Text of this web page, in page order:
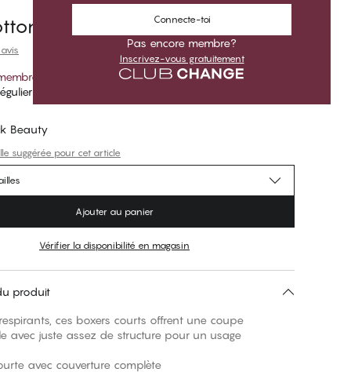
Connecte-toi
Pas encore membre?
Inscrivez-vous gratuitement
Boxers courts
avis
Beauty
suggérée pour cet article
Ajouter au panier
Vérifier la disponibilité en magasin
produit
ces boxers courts offrent une coupe
avec juste assez de structure pour un usage
avec couverture complète